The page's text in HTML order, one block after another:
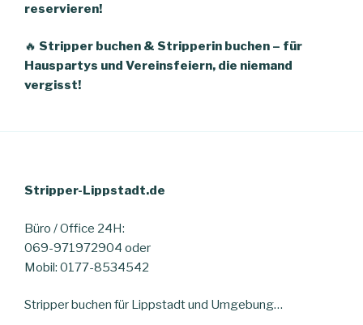
reservieren!
🔥 Stripper buchen & Stripperin buchen – für
Hauspartys und Vereinsfeiern, die niemand
vergisst!
Stripper-Lippstadt.de
Büro / Office 24H:
069-971972904 oder
Mobil: 0177-8534542
Stripper buchen für Lippstadt und Umgebung…